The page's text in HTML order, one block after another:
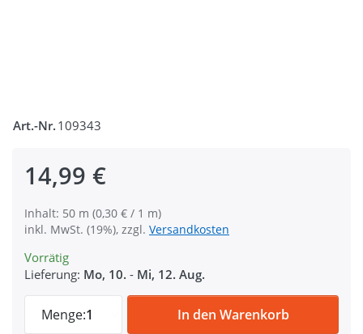
Art.-Nr. 109343
14,99 €
Inhalt: 50 m (0,30 € / 1 m)
inkl. MwSt. (19%), zzgl. Versandkosten
Vorrätig
Lieferung: Mo, 10. - Mi, 12. Aug.
Menge:1
50m Rolle Ripsband / Einfassband aus
In den Warenkorb